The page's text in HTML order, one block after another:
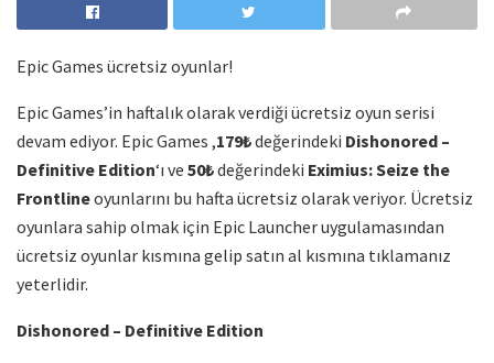
Epic Games ücretsiz oyunlar!
Epic Games’in haftalık olarak verdiği ücretsiz oyun serisi
devam ediyor. Epic Games ,179₺değerindeki Dishonored –
Definitive Edition‘ı ve 50₺değerindeki Eximius: Seize the
Frontlineoyunlarını bu hafta ücretsiz olarak veriyor. Ücretsiz
oyunlara sahip olmak için Epic Launcher uygulamasından
ücretsiz oyunlar kısmına gelip satın al kısmına tıklamanız
yeterlidir.
Dishonored – Definitive Edition